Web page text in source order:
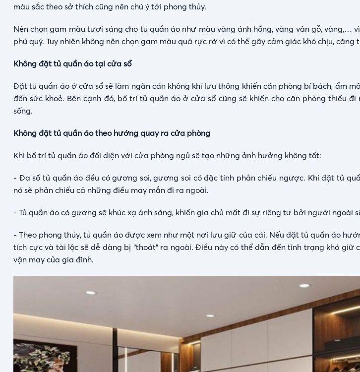
màu sắc theo sở thích cũng nên chú ý tới phong thủy.
Nên chọn gam màu tươi sáng cho tủ quần áo như màu vàng ánh hồng, vàng vân gỗ, vàng,…
phú quý. Tuy nhiên không nên chọn gam màu quá rực rỡ vì có thể gây cảm giác khó chịu, căng
Không đặt tủ quần áo tại cửa sổ
Đặt tủ quần áo ở cửa sổ sẽ làm ngăn cản không khí lưu thông khiến căn phòng bí bách, ẩm
đến sức khoẻ. Bên cạnh đó, bố trí tủ quần áo ở cửa sổ cũng sẽ khiến cho căn phòng thiếu
sống.
Không đặt tủ quần áo theo hướng quay ra cửa phòng
Khi bố trí tủ quần áo đối diện với cửa phòng ngủ sẽ tạo những ảnh hưởng không tốt:
- Đa số tủ quần áo đều có gương soi, gương soi có đặc tính phản chiếu ngược. Khi đặt tủ
nó sẽ phản chiếu cả những điều may mắn đi ra ngoài.
- Tủ quần áo có gương sẽ khúc xạ ánh sáng, khiến gia chủ mất đi sự riêng tư bởi người ngoài
- Theo phong thủy, tủ quần áo được xem như một nơi lưu giữ của cải. Nếu đặt tủ quần áo
tích cực và tài lộc sẽ dễ dàng bị “thoát” ra ngoài. Điều này có thể dẫn đến tình trạng khó giữ
vận may của gia đình.